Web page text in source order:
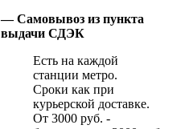
— Самовывоз из пункта
выдачи СДЭК
Есть на каждой
станции метро.
Сроки как при
курьерской доставке.
От 3000 руб. -